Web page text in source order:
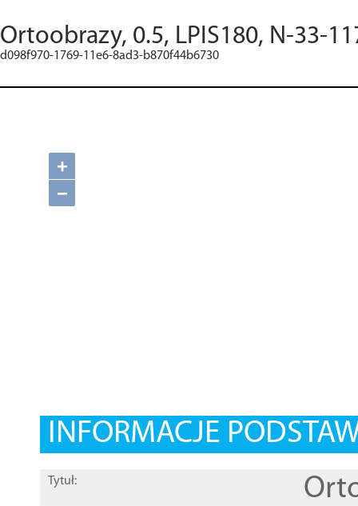
Ortoobrazy, 0.5, LPIS180, N-33-
d098f970-1769-11e6-8ad3-b870f44b6730
+
−
INFORMACJE
Tytuł: